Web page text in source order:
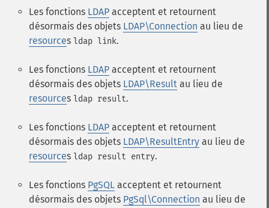
Les fonctions LDAP acceptent et retournent
désormais des objets LDAP\Connection au lieu de
resources ldap link.
Les fonctions LDAP acceptent et retournent
désormais des objets LDAP\Result au lieu de
resources ldap result.
Les fonctions LDAP acceptent et retournent
désormais des objets LDAP\ResultEntry au lieu de
resources ldap result entry.
Les fonctions PgSQL acceptent et retournent
désormais des objets PgSql\Connection au lieu de